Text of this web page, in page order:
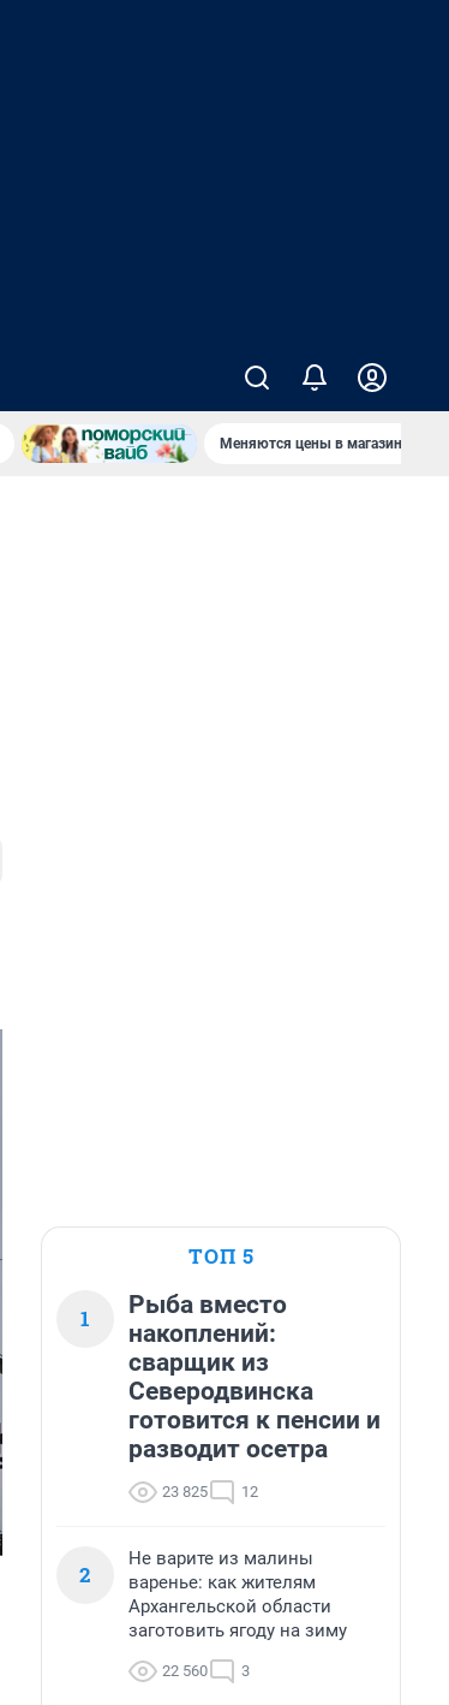
Меняются цены в магазинах
ТОП 5
1
Рыба вместо
накоплений:
сварщик из
Северодвинска
готовится к пенсии и
разводит осетра
23 825 12
2
Не варите из малины
варенье: как жителям
Архангельской области
заготовить ягоду на зиму
22 560 3